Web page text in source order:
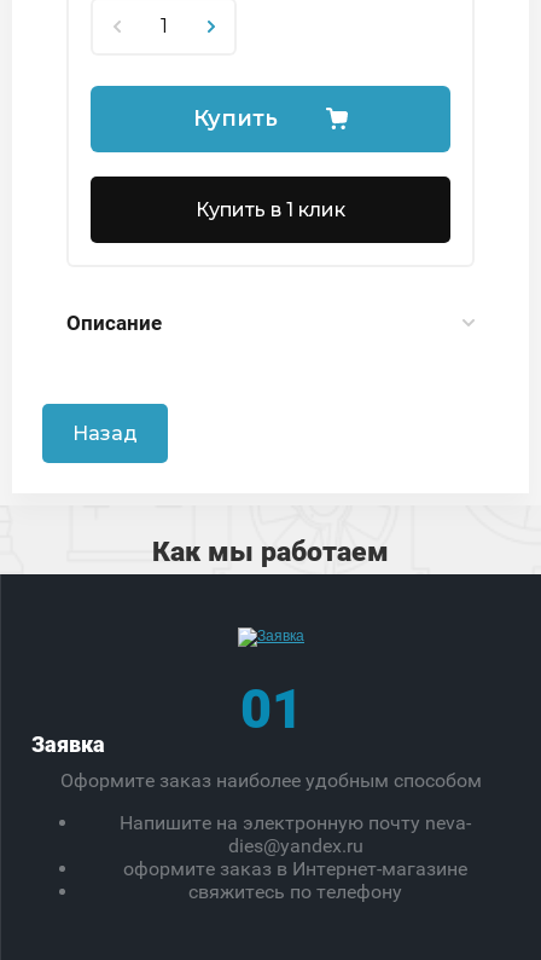
Купить
Купить в 1 клик
Описание
Назад
Как мы работаем
01
Заявка
Оформите заказ наиболее удобным способом
Напишите на электронную почту neva-
dies@yandex.ru
оформите заказ в Интернет-магазине
свяжитесь по телефону